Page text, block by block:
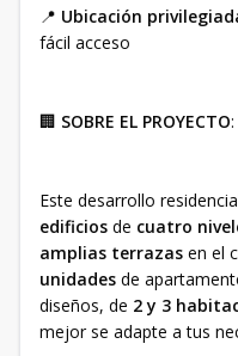
📍 Ubicación
fácil acceso
🏢 SOBRE EL PROYECTO:
Este desarrollo
edificios de cuatro
amplias terrazas en el
unidades de
diseños, de 2 y 3
mejor se adapte a tus